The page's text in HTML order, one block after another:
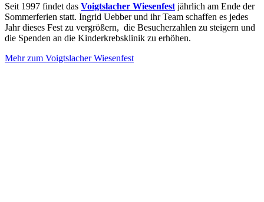
Seit 1997 findet das Voigtslacher Wiesenfest jährlich am Ende der
Sommerferien statt. Ingrid Uebber und ihr Team schaffen es jedes
Jahr dieses Fest zu vergrößern, die Besucherzahlen zu steigern und
die Spenden an die Kinderkrebsklinik zu erhöhen.
Mehr zum Voigtslacher Wiesenfest